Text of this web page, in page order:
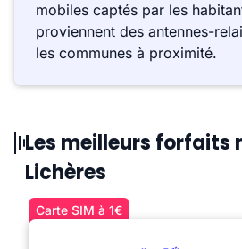
mobiles captés par les
proviennent des antennes-
les communes à proximité.
Les meilleurs forfaits
Lichères
Carte SIM à 1€